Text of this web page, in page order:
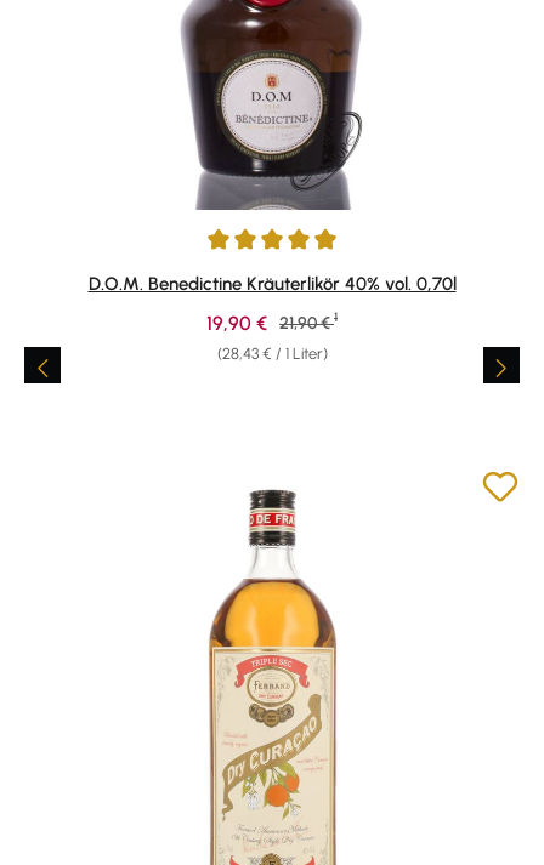
Durchschnittliche Bewertung von 4.95 von 5 Sternen
D.O.M. Benedictine Kräuterlikör 40% vol. 0,70l
(28,43 € / 1 Liter)
Verkaufspreis:
19,90 € Regulärer Preis:
21,90 € 1